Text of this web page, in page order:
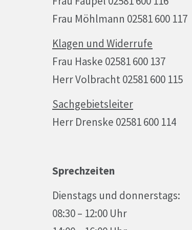
Frau Möhlmann 02581 600 117
Klagen und Widerrufe
Frau Haske 02581 600 137
Herr Volbracht 02581 600 115
Sachgebietsleiter
Herr Drenske 02581 600 114
Sprechzeiten
Dienstags und donnerstags:
08:30 – 12:00 Uhr